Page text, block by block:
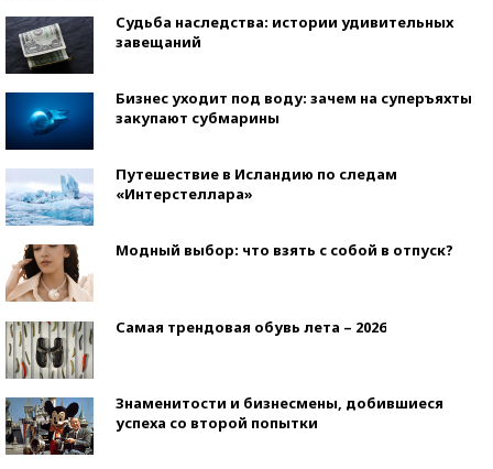
Судьба наследства: истории удивительных
завещаний
Бизнес уходит под воду: зачем на суперъяхты
закупают субмарины
Путешествие в Исландию по следам
«Интерстеллара»
Модный выбор: что взять с собой в отпуск?
Самая трендовая обувь лета – 2026
Знаменитости и бизнесмены, добившиеся
успеха со второй попытки